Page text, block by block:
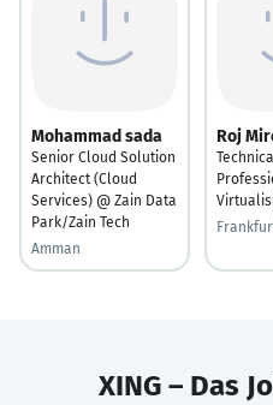
Mohammad sada
Senior Cloud Solution
Architect (Cloud
Services) @ Zain Data
Park/Zain Tech
Amman
Roj
XING – Das